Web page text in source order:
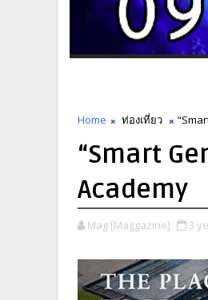
Home ท่องเที่ยว
“Smart
Academy
Mag [Maggazine] 3